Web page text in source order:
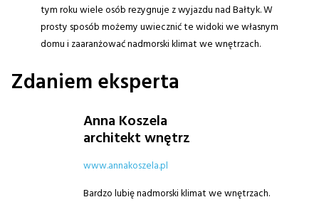
tym roku wiele osób rezygnuje z wyjazdu nad Bałtyk. W
prosty sposób możemy uwiecznić te widoki we własnym
domu i zaaranżować nadmorski klimat we wnętrzach.
Zdaniem eksperta
Anna Koszela
architekt wnętrz
www.annakoszela.pl
Bardzo lubię nadmorski klimat we wnętrzach.